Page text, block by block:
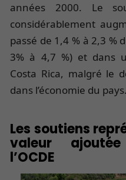
années 2000. Le
considérablement
passé de 1,4 % à 2,3 %
3% à 4,7 %) et dans
Costa Rica, malgré le
dans l’économie du pays.
Les soutiens
valeur
l’OCDE